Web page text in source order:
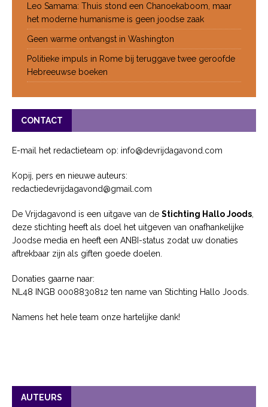
Leo Samama: Thuis stond een Chanoekaboom, maar
het moderne humanisme is geen joodse zaak
Geen warme ontvangst in Washington
Politieke impuls in Rome bij teruggave twee geroofde
Hebreeuwse boeken
CONTACT
E-mail het redactieteam op: info@devrijdagavond.com
Kopij, pers en nieuwe auteurs:
redactiedevrijdagavond@gmail.com
De Vrijdagavond is een uitgave van de Stichting Hallo Joods
deze stichting heeft als doel het uitgeven van onafhankelijke
Joodse media en heeft een ANBI-status zodat uw donaties
aftrekbaar zijn als giften goede doelen.
Donaties gaarne naar:
NL48 INGB 0008830812 ten name van Stichting Hallo Joods.
Namens het hele team onze hartelijke dank!
AUTEURS